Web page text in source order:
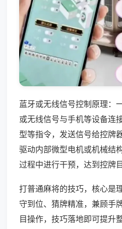
蓝牙或无线信号控制原理：
或无线信号与手机等设备连
型等指令，发送信号给控牌
驱动内部微型电机或机械结
过程中进行干预，达到控牌目
打普通麻将的技巧，核心是
守到位、猜牌精准，兼顾手
目操作，技巧落地即可提升